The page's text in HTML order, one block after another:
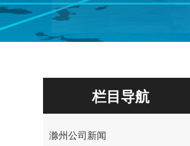
栏目导航
滁州公司新闻